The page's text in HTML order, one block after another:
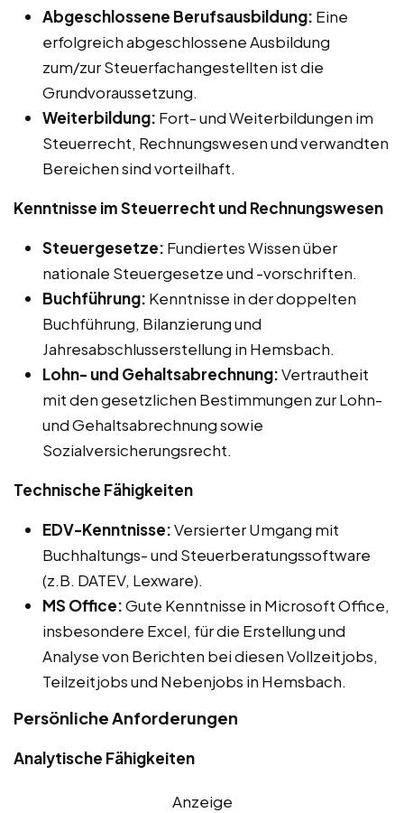
Abgeschlossene Berufsausbildung: Eine
erfolgreich abgeschlossene Ausbildung
zum/zur Steuerfachangestellten ist die
Grundvoraussetzung.
Weiterbildung: Fort- und Weiterbildungen im
Steuerrecht, Rechnungswesen und verwandten
Bereichen sind vorteilhaft.
Kenntnisse im Steuerrecht und Rechnungswesen
Steuergesetze: Fundiertes Wissen über
nationale Steuergesetze und -vorschriften.
Buchführung: Kenntnisse in der doppelten
Buchführung, Bilanzierung und
Jahresabschlusserstellung in Hemsbach.
Lohn- und Gehaltsabrechnung:Vertrautheit
mit den gesetzlichen Bestimmungen zur Lohn-
und Gehaltsabrechnung sowie
Sozialversicherungsrecht.
Technische Fähigkeiten
EDV-Kenntnisse:Versierter Umgang mit
Buchhaltungs- und Steuerberatungssoftware
(z.B. DATEV, Lexware).
MS Office:Gute Kenntnisse in Microsoft Office,
insbesondere Excel, für die Erstellung und
Analyse von Berichten bei diesen Vollzeitjobs,
Teilzeitjobs und Nebenjobs in Hemsbach.
Persönliche Anforderungen
Analytische Fähigkeiten
Anzeige